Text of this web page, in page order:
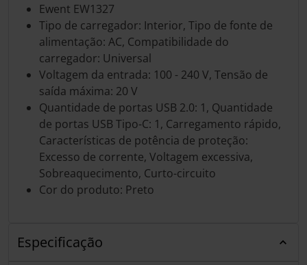
Ewent EW1327
Tipo de carregador: Interior, Tipo de fonte de
alimentação: AC, Compatibilidade do
carregador: Universal
Voltagem da entrada: 100 - 240 V, Tensão de
saída máxima: 20 V
Quantidade de portas USB 2.0: 1, Quantidade
de portas USB Tipo-C: 1, Carregamento rápido,
Características de potência de proteção:
Excesso de corrente, Voltagem excessiva,
Sobreaquecimento, Curto-circuito
Cor do produto: Preto
Especificação